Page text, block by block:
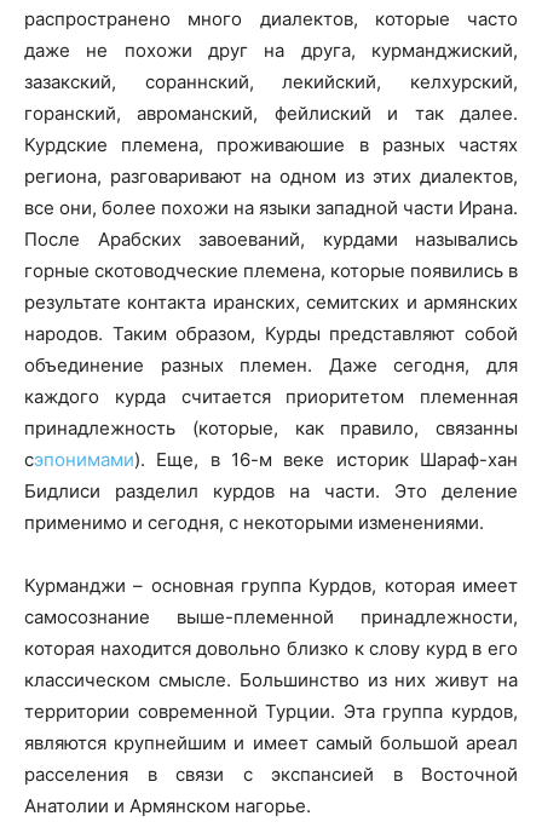
распространено много диалектов, которые часто
даже не похожи друг на друга, курманджиский,
зазакский, сораннский, лекийский, келхурский,
горанский, авроманский, фейлиский и так далее.
Курдские племена, проживаюшие в разных частях
региона, разговаривают на одном из этих диалектов,
все они, более похожи на языки западной части Ирана.
После Арабских завоеваний, курдами назывались
горные скотоводческие племена, которые появились в
результате контакта иранских, семитских и армянских
народов. Таким образом, Курды представляют собой
объединение разных племен. Даже сегодня, для
каждого курда считается приоритетом племенная
принадлежность (которые, как правило, связанны
сэпонимами). Еще, в 16-м веке историк Шараф-хан
Бидлиси разделил курдов на части. Это деление
применимо и сегодня, с некоторыми изменениями.
Курманджи – основная группа Курдов, которая имеет
самосознание выше-племенной принадлежности,
которая находится довольно близко к слову курд в его
классическом смысле. Большинство из них живут на
территории современной Турции. Эта группа курдов,
являются крупнейшим и имеет самый большой ареал
расселения в связи с экспансией в Восточной
Анатолии и Армянском нагорье.